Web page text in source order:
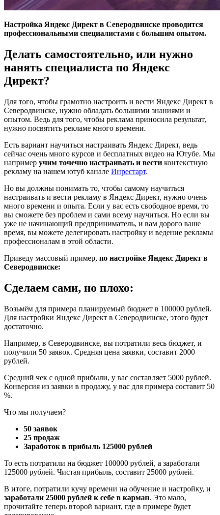
Настройка Яндекс Директ в Северодвинске проводится
профессиональными специалистами с большим опытом.
Делать самостоятельно, или нужно
нанять специалиста по Яндекс
Директ?
Для того, чтобы грамотно настроить и вести Яндекс Директ в
Северодвинске, нужно обладать большими знаниями и
опытом. Ведь для того, чтобы реклама приносила результат,
нужно посвятить рекламе много времени.
Есть вариант научиться настраивать Яндекс Директ, ведь
сейчас очень много курсов и бесплатных видео на Ютубе. Мы
например учим точечно настраивать и вести контекстную
рекламу на нашем ютуб канале Инрестарт.
Но вы должны понимать то, чтобы самому научиться
настраивать и вести рекламу в Яндекс Директ, нужно очень
много времени и опыта. Если у вас есть свободное время, то
вы сможете без проблем и сами всему научиться. Но если вы
уже не начинающий предприниматель, и вам дорого ваше
время, вы можете делегировать настройку и ведение рекламы
профессионалам в этой области.
Приведу массовый пример, по настройке Яндекс Директ в
Северодвинске:
Сделаем сами, но плохо:
Возьмём для примера планируемый бюджет в 100000 рублей.
Для настройки Яндекс Директ в Северодвинске, этого будет
достаточно.
Например, в Северодвинске, вы потратили весь бюджет, и
получили 50 заявок. Средняя цена заявки, составит 2000
рублей.
Средний чек с одной прибыли, у вас составляет 5000 рублей.
Конверсия из заявки в продажу, у вас для примера составит 50
%.
Что мы получаем?
50 заявок
25 продаж
Заработок в прибыль 125000 рублей
То есть потратили на бюджет 100000 рублей, а заработали
125000 рублей. Чистая прибыль, составит 25000 рублей.
В итоге, потратили кучу времени на обучение и настройку, и
заработали 25000 рублей к себе в карман. Это мало,
прочитайте теперь второй вариант, где в примере будет